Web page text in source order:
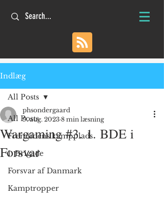
Indlæg
All Posts
Fremtidens kampplads
1. Brigade
Forsvar af Danmark
Kamptropper
All Posts
Wargaming #3. 1. BDE i
Forsvar
phsondergaard
9. aug. 2023 8 min læsning